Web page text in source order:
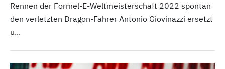
Rennen der Formel-E-Weltmeisterschaft 2022 spontan
den verletzten Dragon-Fahrer Antonio Giovinazzi ersetzt
u...